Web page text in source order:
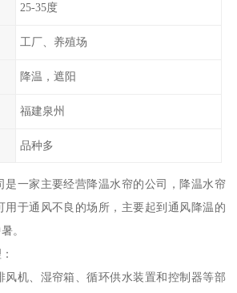
25-35度
工厂、养殖场
降温，遮阳
福建泉州
品种多
是一家主要经营降温水帘的公司，降温水帘
用于通风不良的场所，主要起到通风降温的
。
风机、湿帘箱、循环供水装置和控制器等部